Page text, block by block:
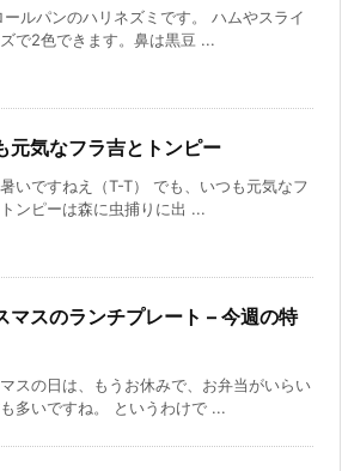
パンのハリネズミです。 ハムやスライ
で2色できます。鼻は黒豆 ...
元気なフラ吉とトンピー
いですねえ（T-T） でも、いつも元気なフ
ンピーは森に虫捕りに出 ...
マスのランチプレート – 今週の特
スの日は、もうお休みで、お弁当がいらい
多いですね。 というわけで ...